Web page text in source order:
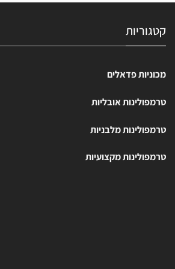
קטגוריות
מכוניות פדאלים
טרמפולינות אובליות
טרמפולינות מלבניות
טרמפולינות מקצועיות